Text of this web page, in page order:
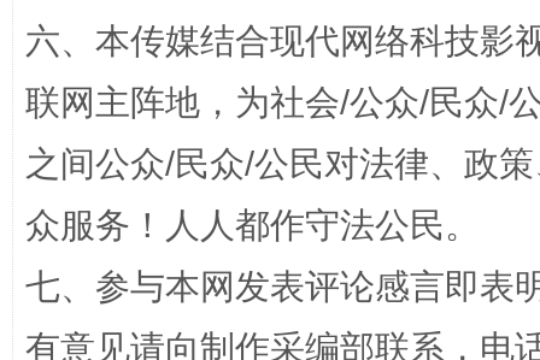
千年窑火 生生不息 一
六、本传媒结合现代网络科技影
联网主阵地，为社会/公众/民众/
之间公众/民众/公民对法律、政
众服务！人人都作守法公民。
七、参与本网发表评论感言即表
有意见请向制作采编部联系，电